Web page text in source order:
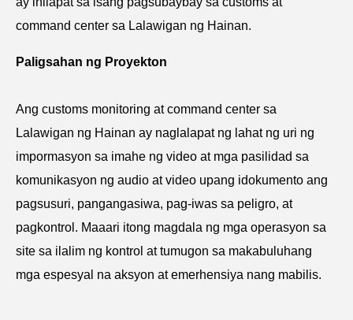
command center sa Lalawigan ng Hainan.
Paligsahan ng Proyekton
Ang customs monitoring at command center sa
Lalawigan ng Hainan ay naglalapat ng lahat ng uri ng
impormasyon sa imahe ng video at mga pasilidad sa
komunikasyon ng audio at video upang idokumento ang
pagsusuri, pangangasiwa, pag-iwas sa peligro, at
pagkontrol. Maaari itong magdala ng mga operasyon sa
site sa ilalim ng kontrol at tumugon sa makabuluhang
mga espesyal na aksyon at emerhensiya nang mabilis.